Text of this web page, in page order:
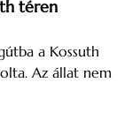
téren
a Kossuth
Az állat nem